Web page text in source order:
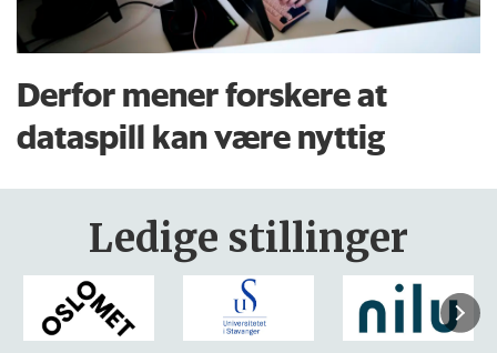
Derfor mener forskere at
dataspill kan være nyttig
Ledige stillinger